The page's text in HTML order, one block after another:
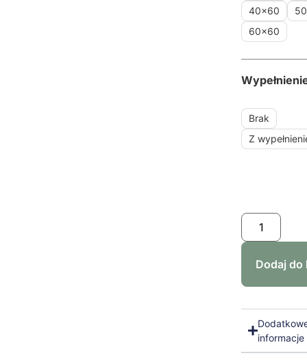
40x60
60x60
Brak
Z
Dodaj do
informacje